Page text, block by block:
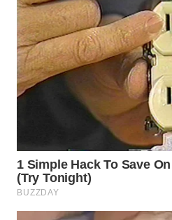
WAHANA
WAHANANEWS
ID
WAHANANEWS
NET